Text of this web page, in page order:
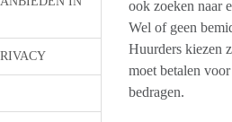
ook zoeken naar
Wel of geen
Huurders kiezen
moet betalen
bedragen.